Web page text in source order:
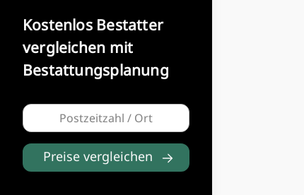
Kostenlos Bestatter
vergleichen mit
Bestattungsplanung
Preise vergleichen